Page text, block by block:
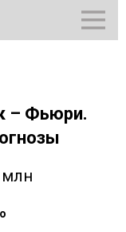
– Фьюри.
млн